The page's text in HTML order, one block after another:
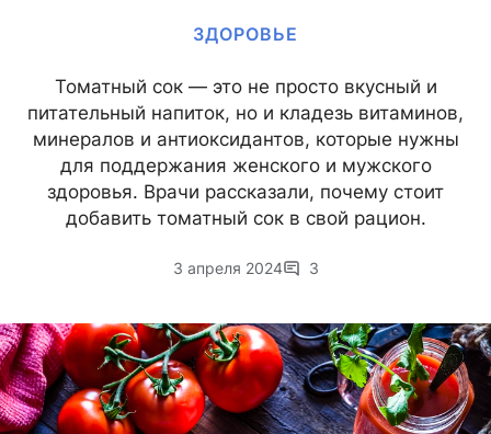
ЗДОРОВЬЕ
Томатный сок — это не просто вкусный и
питательный напиток, но и кладезь витаминов,
минералов и антиоксидантов, которые нужны
для поддержания женского и мужского
здоровья. Врачи рассказали, почему стоит
добавить томатный сок в свой рацион.
3 апреля 2024 3